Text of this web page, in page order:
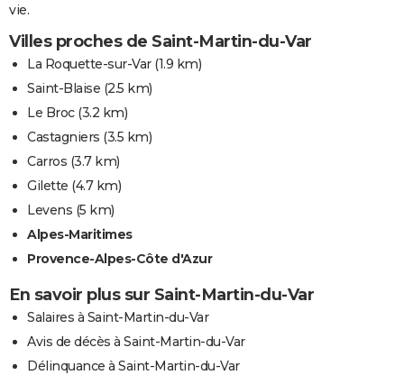
vie.
Villes proches de Saint-Martin-du-Var
La Roquette-sur-Var(1.9 km)
Saint-Blaise (2.5 km)
Le Broc(3.2 km)
Castagniers (3.5 km)
Carros (3.7 km)
Gilette (4.7 km)
Levens (5 km)
Alpes-Maritimes
Provence-Alpes-Côte d'Azur
En savoir plus sur Saint-Martin-du-Var
Salaires à Saint-Martin-du-Var
Avis de décès à Saint-Martin-du-Var
Délinquance à Saint-Martin-du-Var